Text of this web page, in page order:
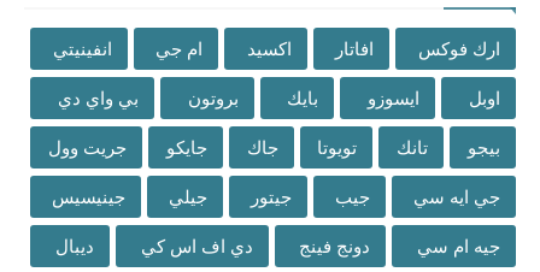
ارك فوكس افاتار اكسيد ام جي انفينيتي
اوبل ايسوزو بايك بروتون بي واي دي
بيجو تانك تويوتا جاك جايكو جريت وول
جي ايه سي جيب جيتور جيلي جينيسيس
جيه ام سي دونج فينج دي اف اس كي ديبال